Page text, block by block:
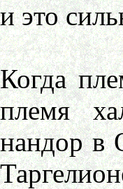
и это
Когда
племя
нандор в